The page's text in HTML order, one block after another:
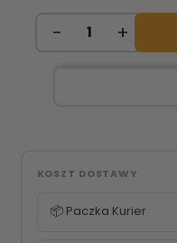
KOSZT DOSTAWY
📦 Paczka Kurier